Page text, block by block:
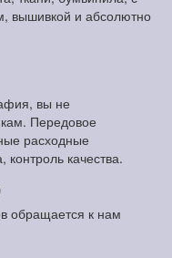
вышивкой и абсолютно
вы не
Передовое
расходные
качества.
обращается к нам